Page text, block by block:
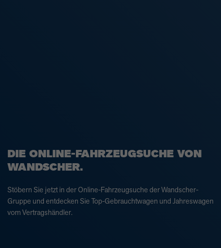
DIE ONLINE-FAHRZEUGSUCHE VON
WANDSCHER.
Stöbern Sie jetzt in der Online-Fahrzeugsuche der Wandscher-
Gruppe und entdecken Sie Top-Gebrauchtwagen und Jahreswagen
vom Vertragshändler.